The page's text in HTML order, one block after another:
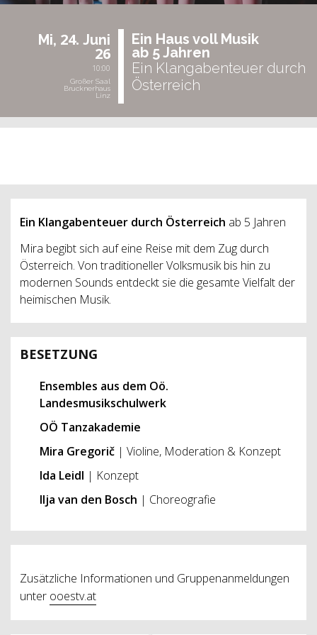
Mi, 24. Juni
26
10:00
Großer Saal
Brucknerhaus
Linz
Ein Haus voll Musik
ab 5 Jah­ren
Ein Klangabenteuer durch
Österreich
Ein Klangabenteuer durch Österreich ab 5 Jahren
Mira begibt sich auf eine Reise mit dem Zug durch
Österreich. Von traditioneller Volksmusik bis hin zu
modernen Sounds entdeckt sie die gesamte Vielfalt der
heimischen Musik.
BESETZUNG
Ensembles aus dem Oö.
Landesmusikschulwerk
OÖ Tanzakademie
Mira Gregorič | Violine, Moderation & Konzept
Ida Leidl | Konzept
Ilja van den Bosch | Choreografie
Zusätzliche Informationen und Gruppenanmeldungen
unter ooestv.at